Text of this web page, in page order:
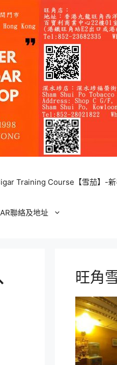
Training Course【雪茄】-新
聯絡及地址
旺角